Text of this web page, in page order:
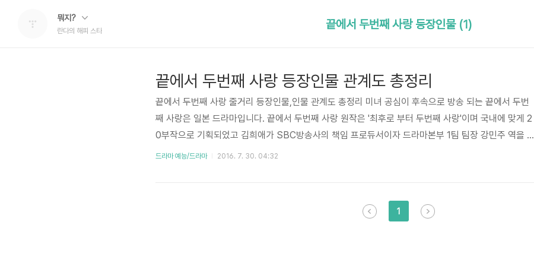
뭐지?
란다의 해피 스타 끝에서 두번째 사랑 등장인물 (1)
끝에서 두번째 사랑 등장인물 관계도 총정리
끝에서 두번째 사랑 줄거리 등장인물,인물 관계도 총정리 미녀 공심이 후속으로 방송 되는 끝에서 두번
째 사랑은 일본 드라마입니다. 끝에서 두번째 사랑 원작은 '최후로 부터 두번째 사랑'이며 국내에 맞게 2
0부작으로 기획되었고 김희애가 SBC방송사의 책임 프로듀서이자 드라마본부 1팀 팀장 강민주 역을 맡
았습니다. 그리고 지진희가 우리시청 지역관광과 과장인 고상식 역할을 맡았는데, 일단 드라마 포스터를
이수민의 고상식의 외동딸 고예지 역을 맡았는데, 이번 드라마 데뷔로 진정한 스타덤에 오를 것 같은 느
드라마 예능/드라마 2016. 7. 30. 04:32
1